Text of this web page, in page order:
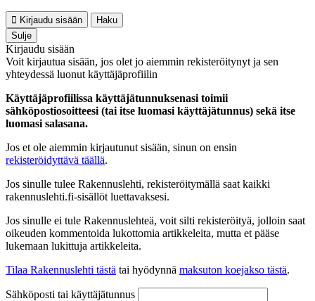
Kirjaudu sisään
Haku
Sulje
Kirjaudu sisään
Voit kirjautua sisään, jos olet jo aiemmin rekisteröitynyt ja sen
yhteydessä luonut käyttäjäprofiilin
Käyttäjäprofiilissa käyttäjätunnuksenasi toimii
sähköpostiosoitteesi (tai itse luomasi käyttäjätunnus) sekä itse
luomasi salasana.
Jos et ole aiemmin kirjautunut sisään, sinun on ensin
rekisteröidyttävä täällä.
Jos sinulle tulee Rakennuslehti, rekisteröitymällä saat kaikki
rakennuslehti.fi-sisällöt luettavaksesi.
Jos sinulle ei tule Rakennuslehteä, voit silti rekisteröityä, jolloin saat
oikeuden kommentoida lukottomia artikkeleita, mutta et pääse
lukemaan lukittuja artikkeleita.
Tilaa Rakennuslehti tästä tai hyödynnä maksuton koejakso tästä.
Sähköposti tai käyttäjätunnus